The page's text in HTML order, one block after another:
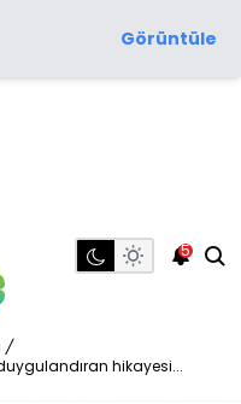
Görüntüle
5
/
hikayesi...